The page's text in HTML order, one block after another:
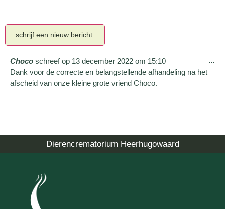
Choco schreef op 13 december 2022 om 15:10
Dank voor de correcte en belangstellende afhandeling na het
afscheid van onze kleine grote vriend Choco.
...
Dierencrematorium Heerhugowaard